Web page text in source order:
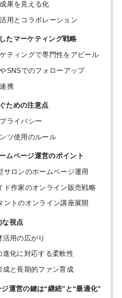
果を見える化
用とコラボレーション
たマーケティング戦略
ティングで専門性をアピール
SNSでのフォローアップ
携
ための注意点
ライバシー
ツ使用のルール
ムページ運営のポイント
サロンのホームページ運用
ド作家のオンライン販売戦略
ントのオンライン講座展開
な視点
用の広がり
進化に対応する柔軟性
成と長期的ファン育成
運営の鍵は“継続”と“最適化”